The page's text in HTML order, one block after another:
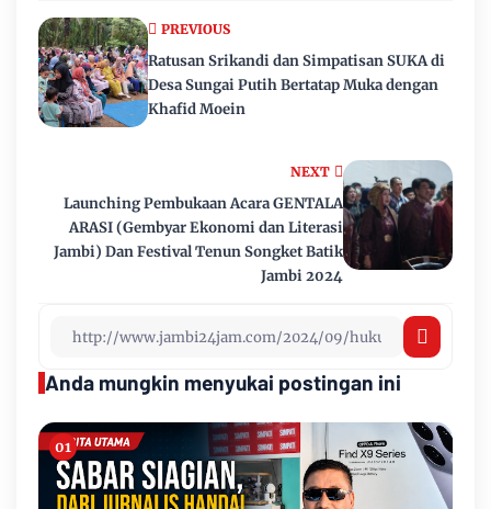
NEXT
Launching Pembukaan Acara GENTALA
ARASI (Gembyar Ekonomi dan Literasi
Jambi) Dan Festival Tenun Songket Batik
Jambi 2024
PREVIOUS
Ratusan Srikandi dan Simpatisan SUKA di
Desa Sungai Putih Bertatap Muka dengan
Khafid Moein
Anda mungkin menyukai postingan ini